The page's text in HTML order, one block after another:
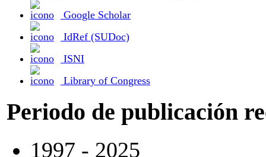
Google Scholar
IdRef (SUDoc)
ISNI
Library of Congress
Periodo de publicación
1997 - 2025